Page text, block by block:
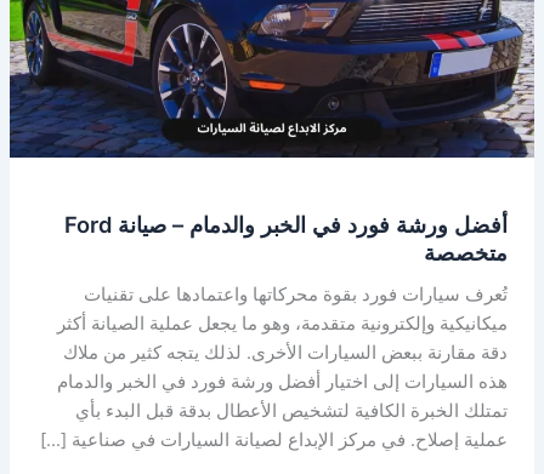
أفضل ورشة فورد في الخبر والدمام – صيانة Ford
متخصصة
تُعرف سيارات فورد بقوة محركاتها واعتمادها على تقنيات
ميكانيكية وإلكترونية متقدمة، وهو ما يجعل عملية الصيانة أكثر
دقة مقارنة ببعض السيارات الأخرى. لذلك يتجه كثير من ملاك
هذه السيارات إلى اختيار أفضل ورشة فورد في الخبر والدمام
تمتلك الخبرة الكافية لتشخيص الأعطال بدقة قبل البدء بأي
عملية إصلاح. في مركز الإبداع لصيانة السيارات في صناعية […]
الخبر
والدمام
–
صيانة
Ford
متخصصة